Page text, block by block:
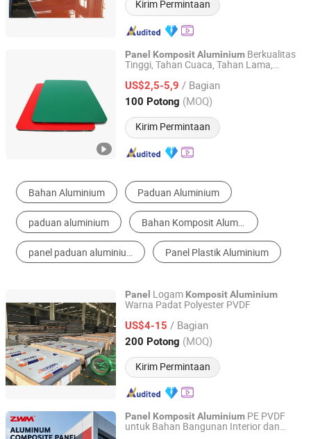
Kirim Permintaan
Panel KompositAluminium Berkualitas
Tinggi, Tahan Cuaca, Tahan Lama,
Renovasi Eksterior & Proyek Dekorasi
Bangunan
US$2,5-5,9 / Bagian
100 Potong (MOQ)
Kirim Permintaan
FOSHAN GUCI INDUSTRY CO.,LTD.
Guangdong, China Harga mulai 2013
Panel Komposit Aluminium Panel Sandwich
Panel Honeycomb Dinding Tirai
Panel Dinding Papan tahan api
Panel Logam KompositAluminium
Warna Padat Polyester PVDF
US$4-15 / Bagian
200 Potong (MOQ)
Kirim Permintaan
Henan Jixiang Industry Co., Ltd.
Henan, China Harga mulai 2017
Panel KompositAluminium PE PVDF
untuk Bahan Bangunan Interior dan
Henan Jixiang Industry Co., Ltd.